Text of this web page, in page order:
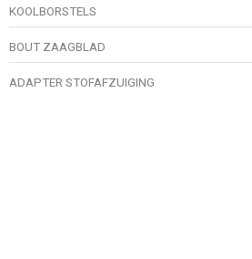
KOOLBORSTELS
BOUT ZAAGBLAD
ADAPTER STOFAFZUIGING